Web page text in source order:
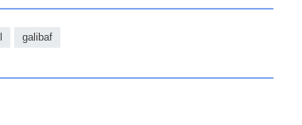
galibaf